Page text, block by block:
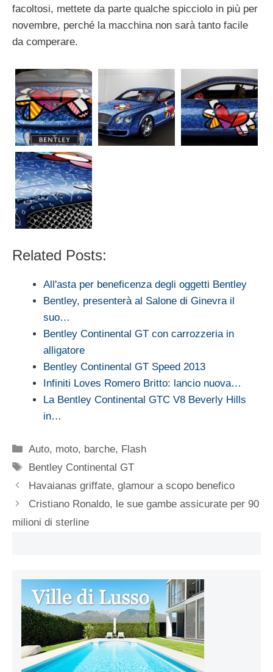
facoltosi, mettete da parte qualche spicciolo in più per
novembre, perché la macchina non sarà tanto facile
da comperare.
Related Posts:
All'asta per beneficenza degli oggetti Bentley
Bentley, presenterà al Salone di Ginevra il
suo…
Bentley Continental GT con carrozzeria in
alligatore
Bentley Continental GT Speed 2013
Infiniti Loves Romero Britto: lancio nuova…
La Bentley Continental GTC V8 Beverly Hills
in…
Categorie
Auto, moto, barche, Flash
Tag
Bentley Continental GT
Havaianas griffate, glamour a scopo benefico
Cristiano Ronaldo, le sue gambe assicurate per 90
milioni di sterline